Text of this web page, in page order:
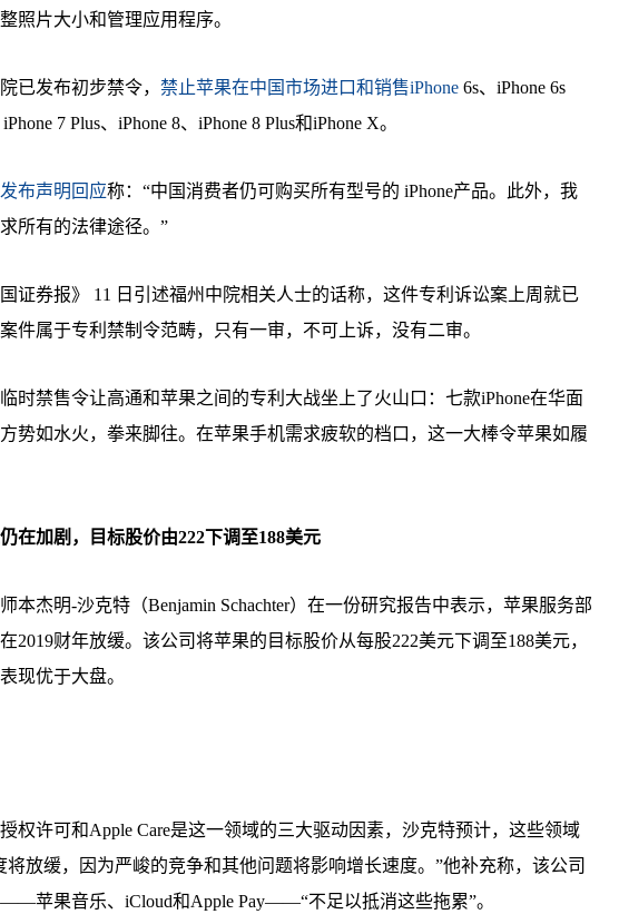
照片大小和管理应用程序。
发布初步禁令， 禁止苹果在中国市场进口和销售iPhone 6s、iPhone 6s
7 Plus、iPhone 8、iPhone 8 Plus和iPhone X。
布声明回应称：“中国消费者仍可购买所有型号的 iPhone产品。此外，我
所有的法律途径。”
券报》 11 日引述福州中院相关人士的话称，这件专利诉讼案上周就已
件属于专利禁制令范畴，只有一审，不可上诉，没有二审。
禁售令让高通和苹果之间的专利大战坐上了火山口：七款iPhone在华面
势如水火，拳来脚往。在苹果手机需求疲软的档口，这一大棒令苹果如履
在加剧，目标股价由222下调至188美元
杰明-沙克特（Benjamin Schachter）在一份研究报告中表示，苹果服务部
2019财年放缓。该公司将苹果的目标股价从每股222美元下调至188美元，
现优于大盘。
许可和Apple Care是这一领域的三大驱动因素，沙克特预计，这些领域
将放缓，因为严峻的竞争和其他问题将影响增长速度。”他补充称，该公司
苹果音乐、iCloud和Apple Pay——“不足以抵消这些拖累”。